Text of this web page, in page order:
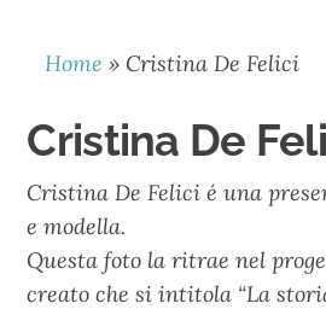
Home » Cristina De Felici
Cristina De
Cristina De Felici é una
e modella.
Questa foto la ritrae nel
creato che si intitola “La